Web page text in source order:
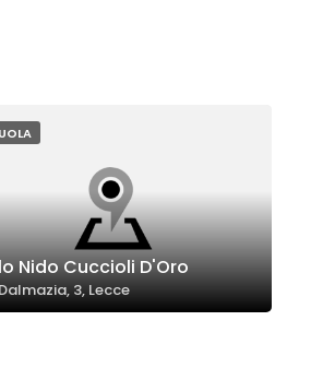
Nido Cuccioli D'Oro
3, Lecce